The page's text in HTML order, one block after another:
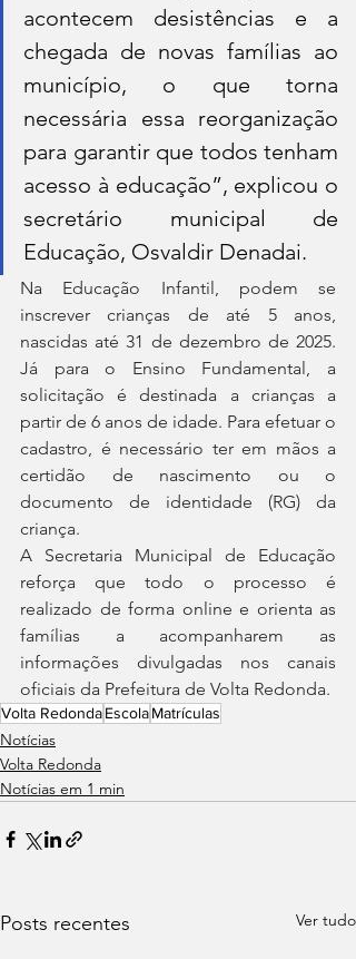
acontecem desistências e a
chegada de novas famílias ao
município, o que torna
necessária essa reorganização
para garantir que todos tenham
acesso à educação”, explicou o
secretário municipal de
Educação, Osvaldir Denadai.
Na Educação Infantil, podem se
inscrever crianças de até 5 anos,
nascidas até 31 de dezembro de 2025.
Já para o Ensino Fundamental, a
solicitação é destinada a crianças a
partir de 6 anos de idade. Para efetuar o
cadastro, é necessário ter em mãos a
certidão de nascimento ou o
documento de identidade (RG) da
criança.
A Secretaria Municipal de Educação
reforça que todo o processo é
realizado de forma online e orienta as
famílias a acompanharem as
informações divulgadas nos canais
oficiais da Prefeitura de Volta Redonda.
Volta RedondaEscolaMatrículas
Notícias
Volta Redonda
Notícias em 1 min
Posts recentes Ver tudo